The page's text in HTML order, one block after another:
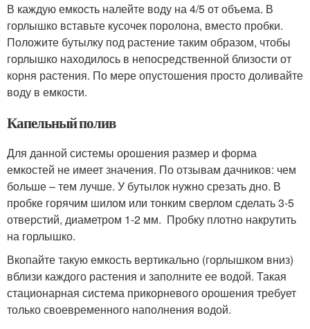
В каждую емкость налейте воду на 4/5 от объема. В
горлышко вставьте кусочек поролона, вместо пробки.
Положите бутылку под растение таким образом, чтобы
горлышко находилось в непосредственной близости от
корня растения. По мере опустошения просто доливайте
воду в емкости.
Капельный полив
Для данной системы орошения размер и форма
емкостей не имеет значения. По отзывам дачников: чем
больше – тем лучше. У бутылок нужно срезать дно. В
пробке горячим шилом или тонким сверлом сделать 3-5
отверстий, диаметром 1-2 мм. Пробку плотно накрутить
на горлышко.
Вкопайте такую емкость вертикально (горлышком вниз)
вблизи каждого растения и заполните ее водой. Такая
стационарная система прикорневого орошения требует
только своевременного наполнения водой.